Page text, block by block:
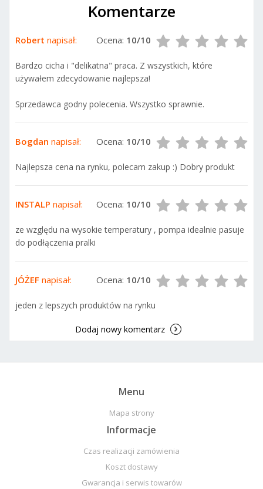
Komentarze
Robert napisał: Ocena: 10/10
Bardzo cicha i "delikatna" praca. Z wszystkich, które
używałem zdecydowanie najlepsza!
Sprzedawca godny polecenia. Wszystko sprawnie.
Bogdan napisał: Ocena: 10/10
Najlepsza cena na rynku, polecam zakup :) Dobry produkt
INSTALP napisał: Ocena: 10/10
ze względu na wysokie temperatury , pompa idealnie pasuje
do podłączenia pralki
JÓŻEF napisał: Ocena: 10/10
jeden z lepszych produktów na rynku
Dodaj nowy komentarz
Menu
Mapa strony
Informacje
Czas realizacji zamówienia
Koszt dostawy
Gwarancja i serwis towarów